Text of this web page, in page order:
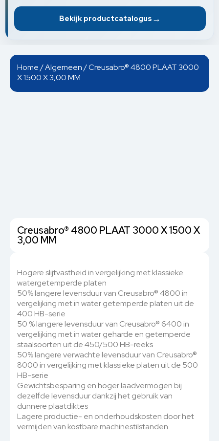
Bekijk productcatalogus →
Home/Algemeen/ Creusabro® 4800 PLAAT 3000
X 1500 X 3,00 MM
Creusabro® 4800 PLAAT 3000 X 1500 X
3,00 MM
Hogere slijtvastheid in vergelijking met klassieke
watergetemperde platen
50% langere levensduur van Creusabro® 4800 in
vergelijking met in water getemperde platen uit de
400 HB-serie
50 % langere levensduur van Creusabro® 6400 in
vergelijking met in water geharde en getemperde
staalsoorten uit de 450/500 HB-reeks
50% langere verwachte levensduur van Creusabro®
8000 in vergelijking met klassieke platen uit de 500
HB-serie
Gewichtsbesparing en hoger laadvermogen bij
dezelfde levensduur dankzij het gebruik van
dunnere plaatdiktes
Lagere productie- en onderhoudskosten door het
vermijden van kostbare machinestilstanden